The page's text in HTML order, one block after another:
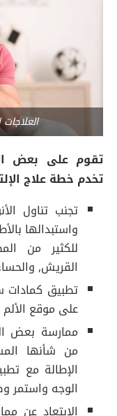
تقوم على بعض
تخدم خطة علاج
تجنب تناول
واستبدالها
للكثير من
القريش,
تطبيق كمادات
على موقع
ممارسة بعض
من شأنها
الإطالة مع
الوجه واستمر وضعها
الإبتعاد عن